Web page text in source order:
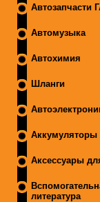
Автозапчасти
Автомузыка
Автохимия
Шланги
Аккумуляторы
Аксессуары
литература